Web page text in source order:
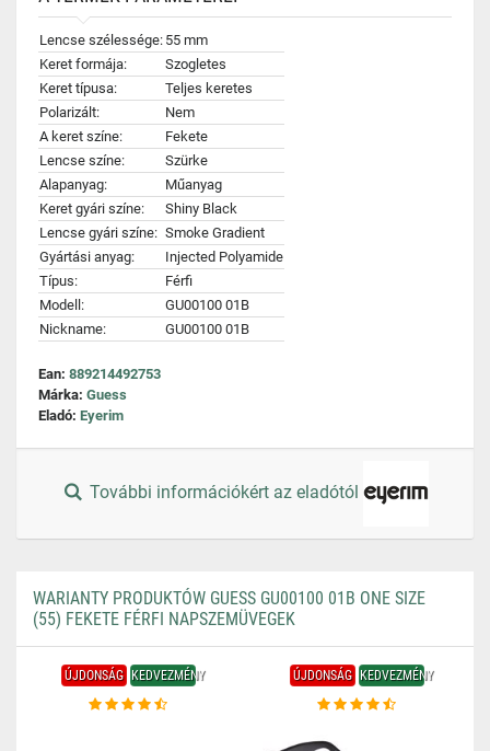
Lencse szélessége: 55 mm
Keret formája:
Szogletes
Keret típusa:
Teljes keretes
Polarizált:
Nem
A keret színe:
Fekete
Lencse színe:
Szürke
Alapanyag:
Műanyag
Keret gyári színe:
Shiny Black
Lencse gyári színe: Smoke Gradient
Gyártási anyag:
Injected Polyamide
Típus:
Férfi
Modell:
GU00100 01B
Nickname:
GU00100 01B
Ean: 889214492753
Márka: Guess
Eladó: Eyerim
További információkért az eladótól
WARIANTY PRODUKTÓW GUESS GU00100 01B ONE SIZE
(55) FEKETE FÉRFI NAPSZEMÜVEGEK
ÚJDONSÁG KEDVEZMÉNY ÚJDONSÁG KEDVEZMÉNY